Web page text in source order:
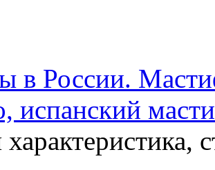
в России.
испанский